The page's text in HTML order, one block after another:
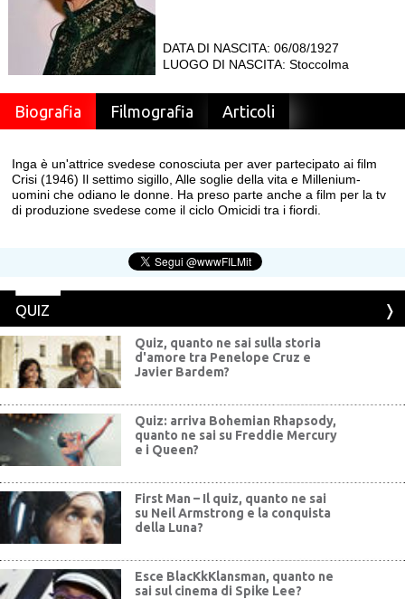
DATA DI NASCITA: 06/08/1927
LUOGO DI NASCITA: Stoccolma
Biografia Filmografia Articoli
Inga è un'attrice svedese conosciuta per aver partecipato ai film
Crisi (1946) Il settimo sigillo, Alle soglie della vita e Millenium-
uomini che odiano le donne. Ha preso parte anche a film per la tv
di produzione svedese come il ciclo Omicidi tra i fiordi.
QUIZ
Quiz, quanto ne sai sulla storia
d'amore tra Penelope Cruz e
Javier Bardem?
Quiz: arriva Bohemian Rhapsody,
quanto ne sai su Freddie Mercury
e i Queen?
First Man – Il quiz, quanto ne sai
su Neil Armstrong e la conquista
della Luna?
Esce BlacKkKlansman, quanto ne
sai sul cinema di Spike Lee?